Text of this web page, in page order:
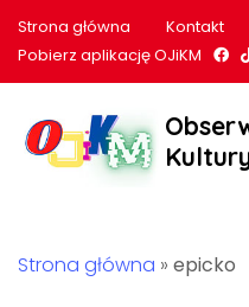
Strona główna Kontakt
Pobierz aplikację OJiKM
Strona główna » epicko